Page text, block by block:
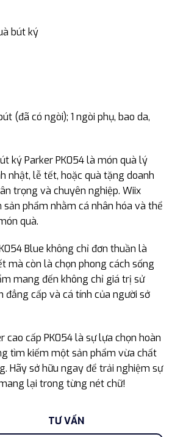
bút ký
(đã có ngòi); 1 ngòi phụ, bao da,
ký Parker PK054 là món quà lý
nhật, lễ tết, hoặc quà tặng doanh
trọng và chuyên nghiệp. Wiix
phẩm nhằm cá nhân hóa và thể
quà.
Blue không chỉ đơn thuần là
mà còn là chọn phong cách sống
mang đến không chỉ giá trị sử
đẳng cấp và cá tính của người sở
cao cấp PK054 là sự lựa chọn hoàn
tìm kiếm một sản phẩm vừa chất
Hãy sở hữu ngay để trải nghiệm sự
lại trong từng nét chữ!
TƯ VẤN